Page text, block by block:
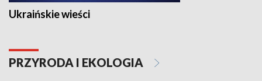
Ukraińskie wieści
PRZYRODA I EKOLOGIA